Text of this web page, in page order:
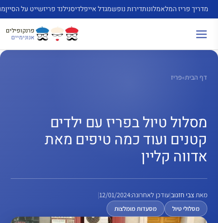
לדלג
לתוכן
מדריך פריז המלאמלונותדירות נופשמגדל אייפלדיסנילנד פריזשייט על הסיין
פרנקופילים
אנונימיים
דף הבית»פריז
מסלול טיול בפריז עם ילדים
קטנים ועוד כמה טיפים מאת
אדווה קליין
מאתצבי חזנוב|עודכן לאחרונה:12/01/2024
|
מסלולי טיול מסעדות מומלצות